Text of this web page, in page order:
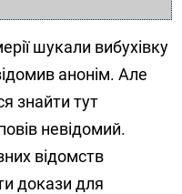
шукали вибухівку
анонім. Але
знайти тут
невідомий.
відомств
докази для